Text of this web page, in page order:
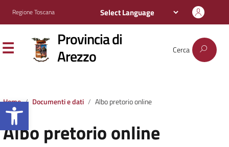
Apri la barra degli strumenti
Regione Toscana
Provincia di
Arezzo Cerca
Home Documenti e dati Albo pretorio online
Albo pretorio online